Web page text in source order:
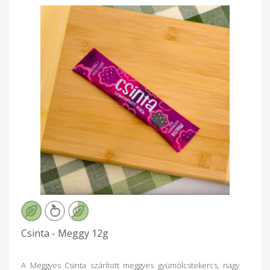
édesítőszereket, így a termék ideális választás az
egészségtudatos nassolni vágyóknak, vagy akár a
sportolóknak is. Vegán vagy gluténmentes diétában is
fogyasztható. Egy új lehetőség, ami színesíti a palettát a
tudatos és egészséges táplálkozás terén. Használható
különleges ételek, desszertek alapanyagaként. Az Málna
Csinta kiváló kiegészítője a gyermekek tízóraijának,
uzsonnájának. Emellett a felnőttek is felfedezték, mint
egészséges, ízletes napközbeni snack-et.
Megajándékozhatod vele magadat vagy másokat. Legyen szó
bármilyen kiszerelésről, a minőség, és az egészséges Málna
Csinta változatlan! Összetevők: alma, málna és semmi más.
Hozzáadott cukrot nem tartalmaz. Általános tápérték
12 g termékben Energia: 160 kJ/ 38 kcal Zsír: 0 g- amelyből
telített zsírsav: 0 g, Szénhidrát: 8,1 g, - amelyből cukor: 8 g,
Fehérje: 0,5 g, Só: 0 g
Csinta - Meggy 12g
A Meggyes Csinta szárított meggyes gyümölcstekercs, nagy